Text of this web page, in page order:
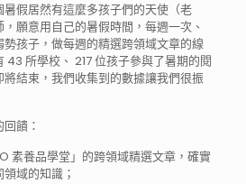
假居然有這麼多孩子們的天使（老
願意用自己的暑假時間，每週一次、
孩子，做每週的精選跨領域文章的線
43 所學校、 217 位孩子參與了暑期的閱
將結束，我們收集到的數據讓我們很振
饋：
素養品學堂」的跨領域精選文章，確實
領域的知識；